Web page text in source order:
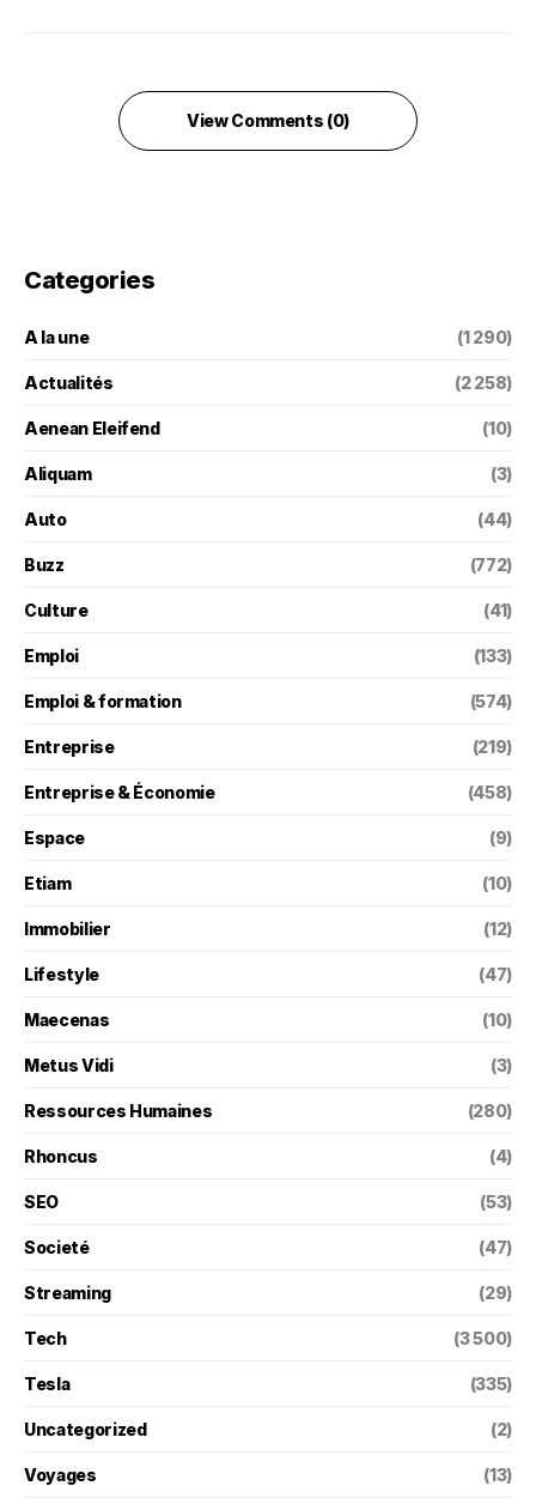
View Comments (0)
Categories
A la une (1 290)
Actualités (2 258)
Aenean Eleifend (10)
Aliquam (3)
Auto (44)
Buzz (772)
Culture (41)
Emploi (133)
Emploi & formation (574)
Entreprise (219)
Entreprise & Économie (458)
Espace (9)
Etiam (10)
Immobilier (12)
Lifestyle (47)
Maecenas (10)
Metus Vidi (3)
Ressources Humaines (280)
Rhoncus (4)
SEO (53)
Societé (47)
Streaming (29)
Tech (3 500)
Tesla (335)
Uncategorized (2)
Voyages (13)